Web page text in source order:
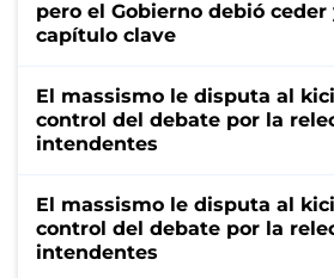
pero el Gobierno debió
capítulo clave
El massismo le disputa al
control del debate por la
intendentes
El massismo le disputa al
control del debate por la
intendentes